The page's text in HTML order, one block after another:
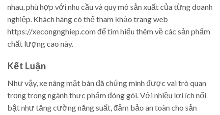
nhau, phù hợp với nhu cầu và quy mô sản xuất của từng doanh
nghiệp. Khách hàng có thể tham khảo trang web
https://xecongnghiep.com để tìm hiểu thêm về các sản phẩm
chất lượng cao này.
Kết Luận
Như vậy, xe nâng mặt bàn đã chứng minh được vai trò quan
trọng trong ngành thực phẩm đóng gói. Với nhiều lợi ích nổi
bật như tăng cường năng suất, đảm bảo an toàn cho sản